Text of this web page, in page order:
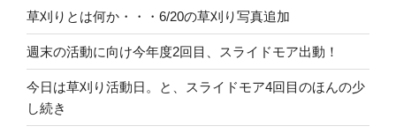
草刈りとは何か・・・6/20の草刈り写真追加
週末の活動に向け今年度2回目、スライドモア出動！
今日は草刈り活動日。と、スライドモア4回目のほんの少
し続き